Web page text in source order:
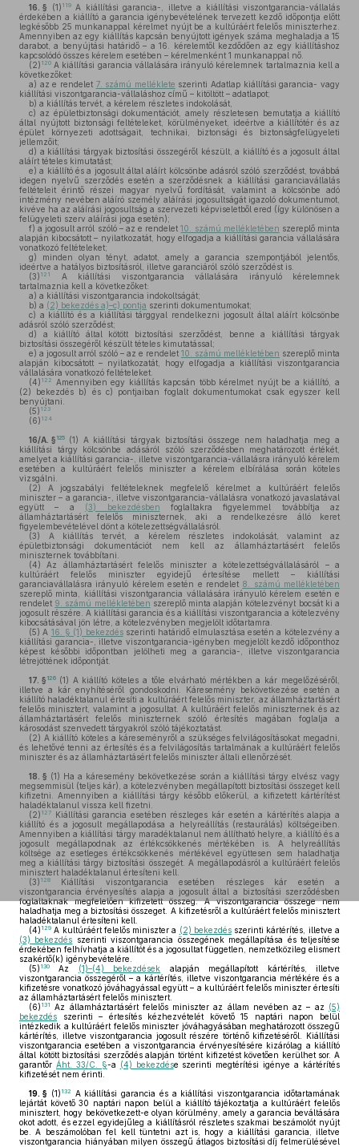
16. § (1) 119A kiállítási garancia-, illetve a kiállítási viszontgarancia-vállalás
érdekében a kiállító a garancia igénybevételének tervezett kezdő időpontja előtt
legkésőbb 25 munkanappal kérelmet nyújt be a kultúráért felelős miniszterhez.
Amennyiben az egy kiállítás kapcsán benyújtott igények száma meghaladja a 15
darabot, a benyújtási határidő – a 16. kérelemtől kezdődően az egy kiállításhoz
kapcsolódó összes kérelem esetében – kérelmenként 1 munkanappal nő.
(2) 120 A kiállítási garancia vállalására irányuló kérelemnek tartalmaznia kell a
következőket:
a) az e rendelet 7. számú melléklete szerinti Adatlap kiállítási garancia- vagy
kiállítási viszontgarancia-vállaláshoz című – kitöltött – adatlapot;
b) a kiállítás tervét, a kérelem részletes indokolását,
c) az épületbiztonsági dokumentációt, amely részletesen bemutatja a kiállító
által nyújtott biztonsági feltételeket, körülményeket, ideértve a kiállítótér és az
épület környezeti adottságait, technikai, biztonsági és biztonságfelügyeleti
jellemzőit;
d) a kiállítási tárgyak biztosítási összegéről készült, a kiállító és a jogosult által
aláírt tételes kimutatást;
e) a kiállító és a jogosult által aláírt kölcsönbe adásról szóló szerződést, továbbá
idegen nyelvű szerződés esetén a szerződésnek a kiállítási garanciavállalás
feltételeit érintő részei magyar nyelvű fordítását, valamint a kölcsönbe adó
intézmény nevében aláíró személy aláírási jogosultságát igazoló dokumentumot,
kivéve ha az aláírási jogosultság a szervezeti képviseletből ered (így különösen a
felügyeleti szerv aláírási joga esetén);
f) a jogosult arról szóló – az e rendelet10. számú mellékletében szereplő minta
alapján kibocsátott – nyilatkozatát, hogy elfogadja a kiállítási garancia vállalására
vonatkozó feltételeket;
g) minden olyan tényt, adatot, amely a garancia szempontjából jelentős,
ideértve a hatályos biztosításról, illetve garanciáról szóló szerződést is.
(3) 121
A kiállítási viszontgarancia vállalására irányuló kérelemnek
tartalmaznia kell a következőket:
a) a kiállítási viszontgarancia indokoltságát;
b) a (2) bekezdés a)–c) pontja szerinti dokumentumokat;
c) a kiállító és a kiállítási tárggyal rendelkezni jogosult által aláírt kölcsönbe
adásról szóló szerződést;
d) a kiállító által kötött biztosítási szerződést, benne a kiállítási tárgyak
biztosítási összegéről készült tételes kimutatással;
e) a jogosult arról szóló – az e rendelet 10. számú mellékletében szereplő minta
alapján kibocsátott – nyilatkozatát, hogy elfogadja a kiállítási viszontgarancia
vállalására vonatkozó feltételeket.
(4) 122
Amennyiben egy kiállítás kapcsán több kérelmet nyújt be a kiállító, a
(2) bekezdés b) és c) pontjaiban foglalt dokumentumokat csak egyszer kell
benyújtani.
(5) 123
(6) 124
16/A. § 125 (1) A kiállítási tárgyak biztosítási összege nem haladhatja meg a
kiállítási tárgy kölcsönbe adásáról szóló szerződésben meghatározott értékét,
amelyet a kiállítási garancia-, illetve viszontgarancia-vállalásra irányuló kérelem
esetében a kultúráért felelős miniszter a kérelem elbírálása során köteles
vizsgálni.
(2) A jogszabályi feltételeknek megfelelő kérelmet a kultúráért felelős
miniszter – a garancia-, illetve viszontgarancia-vállalásra vonatkozó javaslatával
együtt – a (3) bekezdésben foglaltakra figyelemmel továbbítja az
államháztartásért felelős miniszternek, aki a rendelkezésre álló keret
figyelembevételével dönt a kötelezettségvállalásról.
(3) A kiállítás tervét, a kérelem részletes indokolását, valamint az
épületbiztonsági dokumentációt nem kell az államháztartásért felelős
miniszternek továbbítani.
(4) Az államháztartásért felelős miniszter a kötelezettségvállalásáról – a
kultúráért felelős miniszter egyidejű értesítése mellett – kiállítási
garanciavállalásra irányuló kérelem esetén e rendelet 8. számú mellékletében
szereplő minta, kiállítási viszontgarancia vállalására irányuló kérelem esetén e
rendelet 9. számú mellékletében szereplő minta alapján kötelezvényt bocsát ki a
jogosult részére. A kiállítási garancia és a kiállítási viszontgarancia a kötelezvény
kibocsátásával jön létre, a kötelezvényben megjelölt időtartamra.
(5) A 16. § (1) bekezdésszerinti határidő elmulasztása esetén a kötelezvény a
kiállítási garancia-, illetve viszontgarancia-igényben megjelölt kezdő időponthoz
képest későbbi időpontban jelölheti meg a garancia-, illetve viszontgarancia
létrejöttének időpontját.
17. § 126 (1) A kiállító köteles a tőle elvárható mértékben a kár megelőzéséről,
illetve a kár enyhítéséről gondoskodni. Káresemény bekövetkezése esetén a
kiállító haladéktalanul értesíti a kultúráért felelős miniszter, az államháztartásért
felelős minisztert, valamint a jogosultat. A kultúráért felelős miniszternek és az
államháztartásért felelős miniszternek szóló értesítés magában foglalja a
károsodást szenvedett tárgyakról szóló tájékoztatást.
(2) A kiállító köteles a káreseményről a szükséges felvilágosításokat megadni,
és lehetővé tenni az értesítés és a felvilágosítás tartalmának a kultúráért felelős
miniszter és az államháztartásért felelős miniszter általi ellenőrzését.
18. § (1) Ha a káresemény bekövetkezése során a kiállítási tárgy elvész vagy
megsemmisül (teljes kár), a kötelezvényben megállapított biztosítási összeget kell
kifizetni. Amennyiben a kiállítási tárgy később előkerül, a kifizetett kártérítést
haladéktalanul vissza kell fizetni.
(2) 127
Kiállítási garancia esetében részleges kár esetén a kártérítés alapja a
kiállító és a jogosult megállapodása a helyreállítás (restaurálás) költségeiben.
Amennyiben a kiállítási tárgy maradéktalanul nem állítható helyre, a kiállító és a
jogosult megállapodnak az értékcsökkenés mértékében is. A helyreállítás
költsége az esetleges értékcsökkenés mértékével együttesen sem haladhatja
meg a kiállítási tárgy biztosítási összegét. A megállapodásról a kultúráért felelős
minisztert haladéktalanul értesíteni kell.
(3) 128
Kiállítási viszontgarancia esetében részleges kár esetén a
viszontgarancia érvényesítés alapja a jogosult által a biztosítási szerződésben
foglaltaknak megfelelően kifizetett összeg. A viszontgarancia összege nem
haladhatja meg a biztosítási összeget. A kifizetésről a kultúráért felelős minisztert
haladéktalanul értesíteni kell.
(4) 129 A kultúráért felelős miniszter a (2) bekezdésszerinti kártérítés, illetve a
(3) bekezdés szerinti viszontgarancia összegének megállapítása és teljesítése
érdekében felhívhatja a kiállítót és a jogosultat független, nemzetközileg elismert
szakértő(k) igénybevételére.
(5) 130 Az (1)–(4) bekezdések alapján megállapított kártérítés, illetve
viszontgarancia összegéről – a kártérítés, illetve viszontgarancia mértékére és a
kifizetésre vonatkozó jóváhagyással együtt – a kultúráért felelős miniszter értesíti
az államháztartásért felelős minisztert.
(6) 131 Az államháztartásért felelős miniszter az állam nevében az – az (5)
bekezdés szerinti – értesítés kézhezvételét követő 15 naptári napon belül
intézkedik a kultúráért felelős miniszter jóváhagyásában meghatározott összegű
kártérítés, illetve viszontgarancia jogosult részére történő kifizetéséről. Kiállítási
viszontgarancia esetében a viszontgarancia érvényesítésére kizárólag a kiállító
által kötött biztosítási szerződés alapján történt kifizetést követően kerülhet sor. A
garantőr Áht. 33/C. §-a (4) bekezdése szerinti megtérítési igénye a kártérítés
kifizetését nem érinti.
19. § (1) 132
A kiállítási garancia és a kiállítási viszontgarancia időtartamának
lejártát követő 30 naptári napon belül a kiállító tájékoztatja a kultúráért felelős
minisztert, hogy bekövetkezett-e olyan körülmény, amely a garancia beváltására
okot adott, és ezzel egyidejűleg a kiállításról részletes szakmai beszámolót nyújt
be. A beszámolóban fel kell tüntetni azt is, hogy a kiállítási garancia, illetve
viszontgarancia hiányában milyen összegű átlagos biztosítási díj felmerülésével